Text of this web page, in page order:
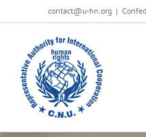
al
contenuto
contact@u-hn.org |